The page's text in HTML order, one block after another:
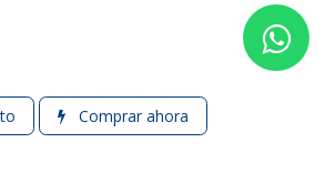
Comprar ahora